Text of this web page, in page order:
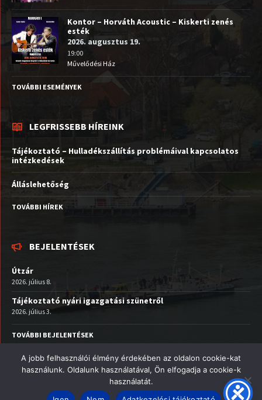
Kontor – Horváth Acoustic – Kiskerti zenés
esték
2026. augusztus 19.
19:00
Művelődési Ház
TOVÁBBI ESEMÉNYEK
LEGFRISSEBB HÍREINK
Tájékoztató – Hulladékszállítás problémáival kapcsolatos
intézkedések
Álláslehetőség
TOVÁBBI HÍREK
BEJELENTÉSEK
Útzár
2026. július 8.
Tájékoztató nyári igazgatási szünetről
2026. július 3.
TOVÁBBI BEJELENTÉSEK
Facebook
EmailYouTube
A jobb felhasználói élmény érdekében az oldalon cookie-kat
használunk. Oldalunk használatával, Ön elfogadja a cookie-k
használatát.